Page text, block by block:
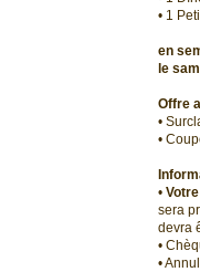
• 1
en
le
Offre
•
•
•
sera
devra
•
•